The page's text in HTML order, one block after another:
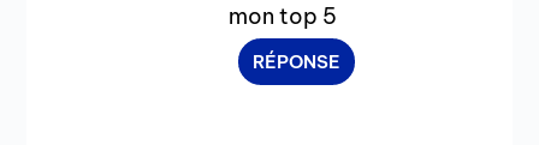
mon top 5
RÉPONSE